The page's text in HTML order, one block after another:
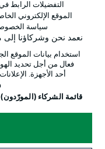
© 2026 Bundesliga-Gruppe GmbH
التفضيلات الرابط
الموقع الإلكتروني
سياسة
نعمد نحن وشركاؤنا إلى
استخدام بيانات الموقع
فعال من أجل تحديد
أحد الأجهزة.
قائمة الشركاء (المورّدون)